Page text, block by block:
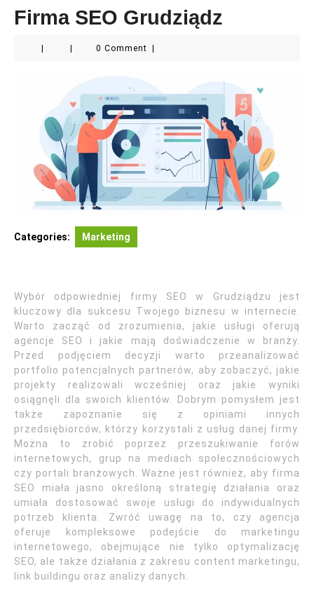
Firma SEO Grudziądz
0 Comment
Categories: Marketing
Wybór odpowiedniej firmy SEO w Grudziądzu jest
kluczowy dla sukcesu Twojego biznesu w internecie.
Warto zacząć od zrozumienia, jakie usługi oferują
agencje SEO i jakie mają doświadczenie w branży.
Przed podjęciem decyzji warto przeanalizować
portfolio potencjalnych partnerów, aby zobaczyć, jakie
projekty realizowali wcześniej oraz jakie wyniki
osiągnęli dla swoich klientów. Dobrym pomysłem jest
także zapoznanie się z opiniami innych
przedsiębiorców, którzy korzystali z usług danej firmy.
Można to zrobić poprzez przeszukiwanie forów
internetowych, grup na mediach społecznościowych
czy portali branżowych. Ważne jest również, aby firma
SEO miała jasno określoną strategię działania oraz
umiała dostosować swoje usługi do indywidualnych
potrzeb klienta. Zwróć uwagę na to, czy agencja
oferuje kompleksowe podejście do marketingu
internetowego, obejmujące nie tylko optymalizację
SEO, ale także działania z zakresu content marketingu,
link buildingu oraz analizy danych.